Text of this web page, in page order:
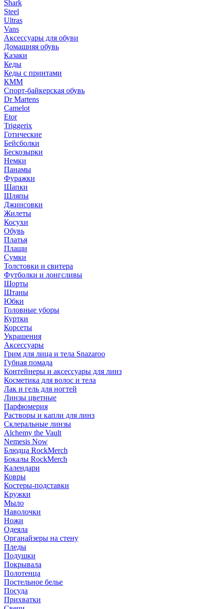
Shark
Steel
Ultras
Vans
Аксессуары для обуви
Домашняя обувь
Казаки
Кеды
Кеды с принтами
КММ
Спорт-байкерская обувь
Dr Martens
Camelot
Etor
Triggerix
Готические
Бейсболки
Бескозырки
Немки
Панамы
Фуражки
Шапки
Шляпы
Джинсовки
Жилеты
Косухи
Обувь
Платья
Плащи
Сумки
Толстовки и свитера
Футболки и лонгсливы
Шорты
Штаны
Юбки
Головные уборы
Куртки
Корсеты
Украшения
Аксессуары
Грим для лица и тела Snazaroo
Губная помада
Контейнеры и аксессуары для линз
Косметика для волос и тела
Лак и гель для ногтей
Линзы цветные
Парфюмерия
Растворы и капли для линз
Склеральные линзы
Alchemy the Vault
Nemesis Now
Блюдца RockMerch
Бокалы RockMerch
Календари
Ковры
Костеры-подставки
Кружки
Мыло
Наволочки
Ножи
Одеяла
Органайзеры на стену
Пледы
Подушки
Покрывала
Полотенца
Постельное белье
Посуда
Прихватки